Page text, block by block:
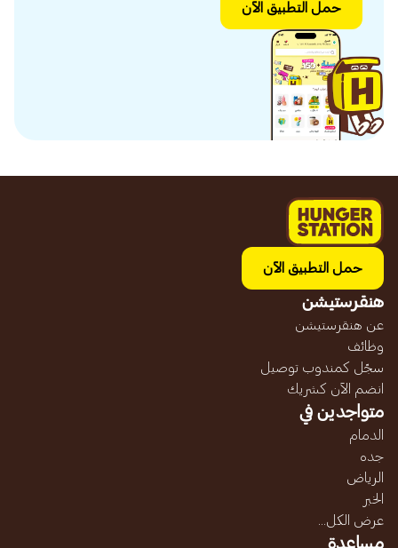
حمل التطبيق الآن
حمل التطبيق الآن
هنقرستيشن
عن هنقرستيشن
وظائف
سجّل كمندوب توصيل
انضم الآن كشريك
متواجدين في
الدمام
جده
الرياض
الخبر
عرض الكل...
مساعدة